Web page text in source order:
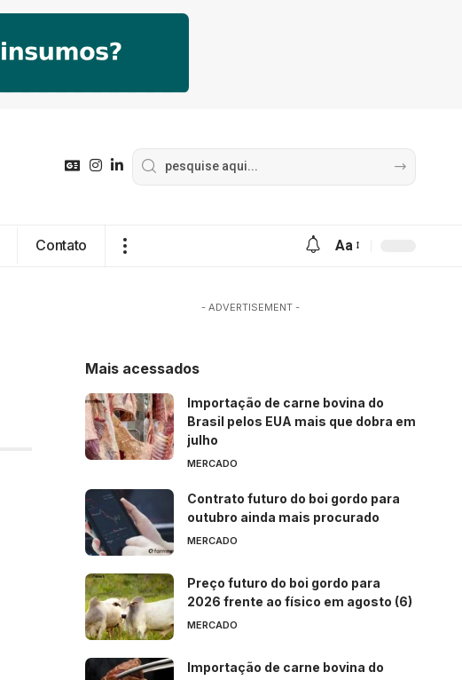
Contato Aa
- ADVERTISEMENT -
Mais acessados
Importação de carne bovina do
Brasil pelos EUA mais que dobra em
julho
MERCADO
Contrato futuro do boi gordo para
outubro ainda mais procurado
MERCADO
Preço futuro do boi gordo para
2026 frente ao físico em agosto (6)
MERCADO
Importação de carne bovina do